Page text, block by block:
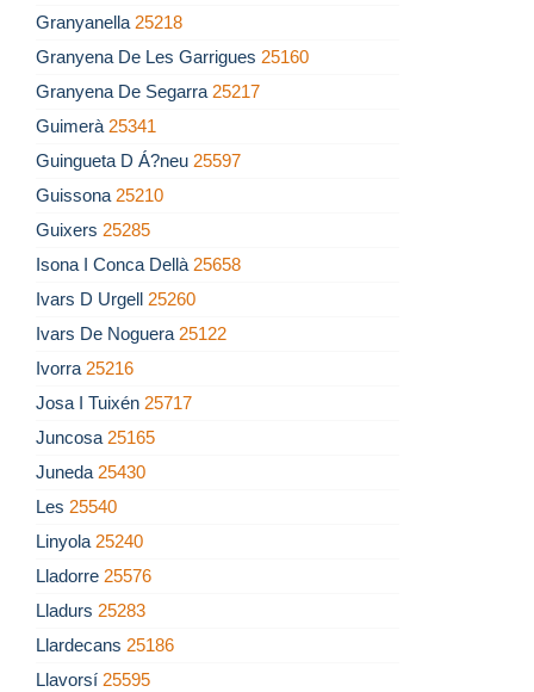
Granyanella 25218
Granyena De Les Garrigues 25160
Granyena De Segarra 25217
Guimerà 25341
Guingueta D Á?neu 25597
Guissona 25210
Guixers 25285
Isona I Conca Dellà 25658
Ivars D Urgell 25260
Ivars De Noguera 25122
Ivorra 25216
Josa I Tuixén 25717
Juncosa 25165
Juneda 25430
Les 25540
Linyola 25240
Lladorre 25576
Lladurs 25283
Llardecans 25186
Llavorsí 25595